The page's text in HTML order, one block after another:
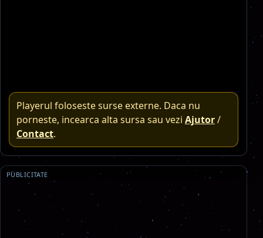
Playerul foloseste surse externe. Daca nu
porneste, incearca alta sursa sau vezi Ajutor/
Contact.
PUBLICITATE